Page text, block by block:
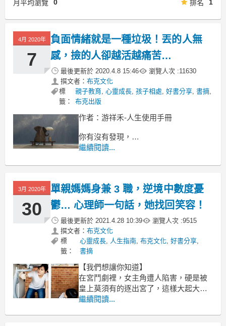
月平均瀏覽 0 排名 1
4月 2020年
7
負面情緒就是一種垃圾！丟的人無
感，撿的人卻越活越痛苦…
最後更新於 2020.4.8 15:46 瀏覽人次 :11630
撰文者： 布克文化
標
籤：
親子教育,心靈成長,孩子相處,好書分享,書摘,
布克出版
作者：游祥禾-人生使用手冊
你有沒有發現，
我們總是不經意地受到別人的情緒影
看到別人不開心，
繼續閱讀...
3月 2020年
30
單親媽媽身兼 3 職，逆境中數度憂
鬱… 心理師一句話，她找回笑容！
最後更新於 2021.4.28 10:39 瀏覽人次 :9515
撰文者： 布克文化
標
籤：
心靈成長, 人生指南,布克文化,好書分享,
書摘
【我們想讓你知道】
在宮鬥劇裡，女主角遭人陷害，硬是被
皇上莫須有的逐出宮了，這樣大起大落
的際遇確實把劇情張力拉到最大，可這
繼續閱讀...